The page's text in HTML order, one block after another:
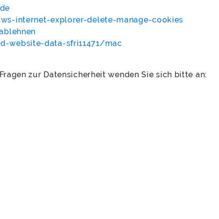
internet-explorer-delete-manage-cookies
website-data-sfri11471/mac
zur Datensicherheit wenden Sie sich bitte an: